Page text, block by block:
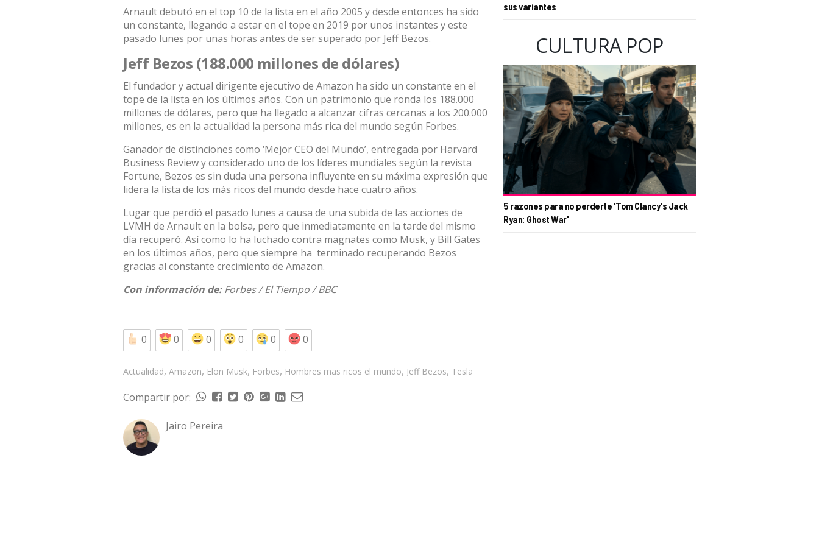
Arnault debutó en el top 10 de la lista en el año 2005 y desde entonces ha sido
un constante, llegando a estar en el tope en 2019 por unos instantes y este
pasado lunes por unas horas antes de ser superado por Jeff Bezos.
Jeff Bezos (188.000 millones de dólares)
El fundador y actual dirigente ejecutivo de Amazon ha sido un constante en el
tope de la lista en los últimos años. Con un patrimonio que ronda los 188.000
millones de dólares, pero que ha llegado a alcanzar cifras cercanas a los 200.000
millones, es en la actualidad la persona más rica del mundo según Forbes.
Ganador de distinciones como ‘Mejor CEO del Mundo’, entregada por Harvard
Business Review y considerado uno de los líderes mundiales según la revista
Fortune, Bezos es sin duda una persona influyente en su máxima expresión que
lidera la lista de los más ricos del mundo desde hace cuatro años.
Lugar que perdió el pasado lunes a causa de una subida de las acciones de
LVMH de Arnault en la bolsa, pero que inmediatamente en la tarde del mismo
día recuperó. Así como lo ha luchado contra magnates como Musk, y Bill Gates
en los últimos años, pero que siempre ha terminado recuperando Bezos
gracias al constante crecimiento de Amazon.
Con información de: Forbes/El Tiempo/BBC
0 0 0 0 0 0
Actualidad, Amazon, Elon Musk, Forbes, Hombres mas ricos el mundo, Jeff Bezos, Tesla
Compartir por:
Jairo Pereira
sus variantes
CULTURA POP
5 razones para no perderte 'Tom Clancy's Jack
Ryan: Ghost War'